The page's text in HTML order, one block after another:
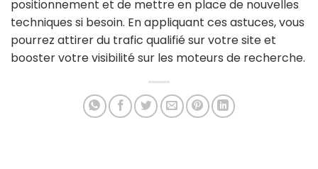
positionnement et de mettre en place de nouvelles
techniques si besoin. En appliquant ces astuces, vous
pourrez attirer du trafic qualifié sur votre site et
booster votre visibilité sur les moteurs de recherche.